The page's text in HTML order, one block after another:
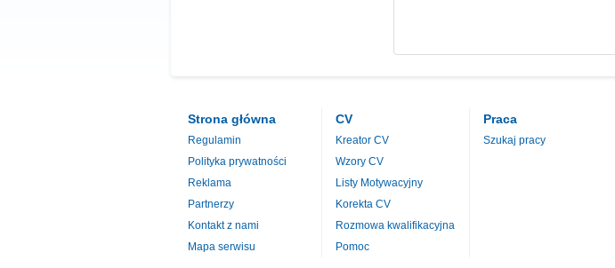
Strona główna
Regulamin
Polityka prywatności
Reklama
Partnerzy
Kontakt z nami
Mapa serwisu
CV
Kreator CV
Wzory CV
Listy Motywacyjny
Korekta CV
Rozmowa kwalifikacyjna
Pomoc
Praca
Szukaj pracy